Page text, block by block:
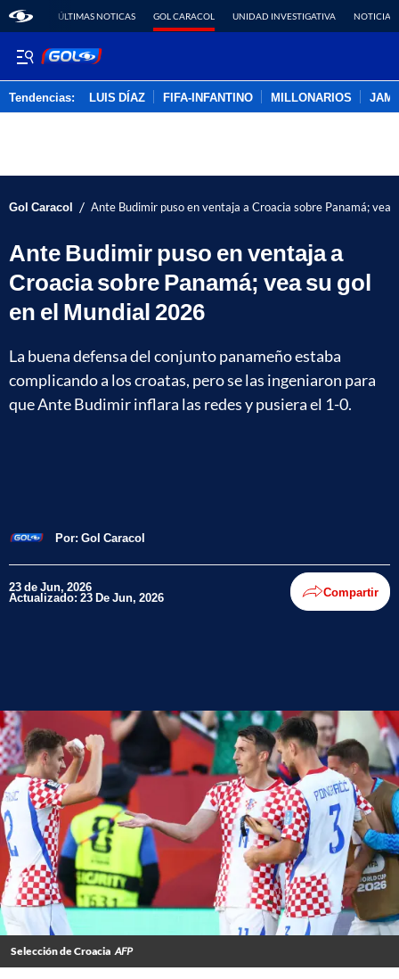
ÚLTIMAS NOTICAS GOL CARACOL UNIDAD INVESTIGATIVA NOTICIAS
Tendencias: LUIS DÍAZ FIFA-INFANTINO MILLONARIOS
Gol Caracol / Ante Budimir puso en ventaja a Croacia sobre Panamá; vea
Ante Budimir puso en ventaja a
Croacia sobre Panamá; vea su gol
en el Mundial 2026
La buena defensa del conjunto panameño estaba
complicando a los croatas, pero se las ingeniaron para
que Ante Budimir inflara las redes y pusiera el 1-0.
Por: Gol Caracol
23 de Jun, 2026
Actualizado: 23 De Jun, 2026 Compartir
Selección de Croacia AFP